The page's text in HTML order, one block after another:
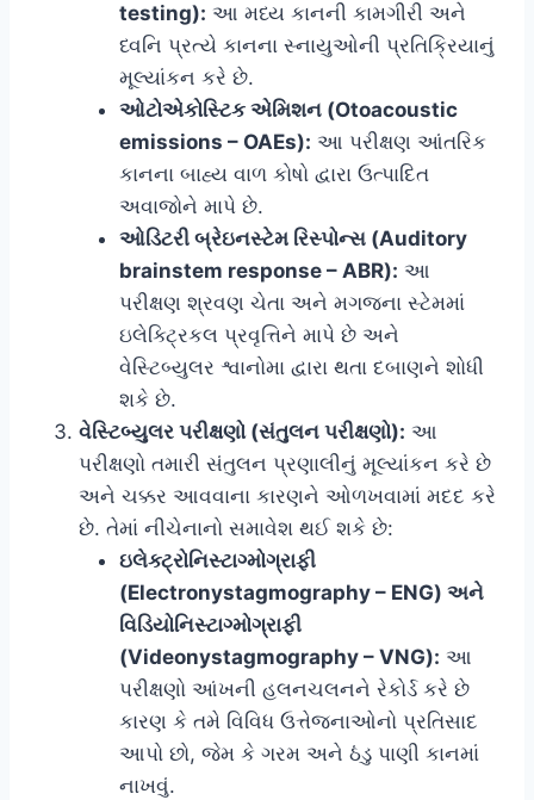
testing): આ મધ્ય કાનની કામગીરી અને
ધ્વનિ પ્રત્યે કાનના સ્નાયુઓની પ્રતિક્રિયાનું
મૂલ્યાંકન કરે છે.
ઓટોએકોસ્ટિક એમિશન (Otoacoustic
emissions – OAEs): આ પરીક્ષણ આંતરિક
કાનના બાહ્ય વાળ કોષો દ્વારા ઉત્પાદિત
અવાજોને માપે છે.
ઓડિટરી બ્રેઇનસ્ટેમ રિસ્પોન્સ (Auditory
brainstem response – ABR): આ
પરીક્ષણ શ્રવણ ચેતા અને મગજના સ્ટેમમાં
ઇલેક્ટ્રિકલ પ્રવૃત્તિને માપે છે અને
વેસ્ટિબ્યુલર શ્વાનોમા દ્વારા થતા દબાણને શોધી
શકે છે.
વેસ્ટિબ્યુલર પરીક્ષણો (સંતુલન પરીક્ષણો): આ
પરીક્ષણો તમારી સંતુલન પ્રણાલીનું મૂલ્યાંકન કરે છે
અને ચક્કર આવવાના કારણને ઓળખવામાં મદદ કરે
છે. તેમાં નીચેનાનો સમાવેશ થઈ શકે છે:
ઇલેક્ટ્રોનિસ્ટાગ્મોગ્રાફી
(Electronystagmography – ENG) અને
વિડિયોનિસ્ટાગ્મોગ્રાફી
(Videonystagmography – VNG): આ
પરીક્ષણો આંખની હલનચલનને રેકોર્ડ કરે છે
કારણ કે તમે વિવિધ ઉત્તેજનાઓનો પ્રતિસાદ
આપો છો, જેમ કે ગરમ અને ઠંડુ પાણી કાનમાં
નાખવું.